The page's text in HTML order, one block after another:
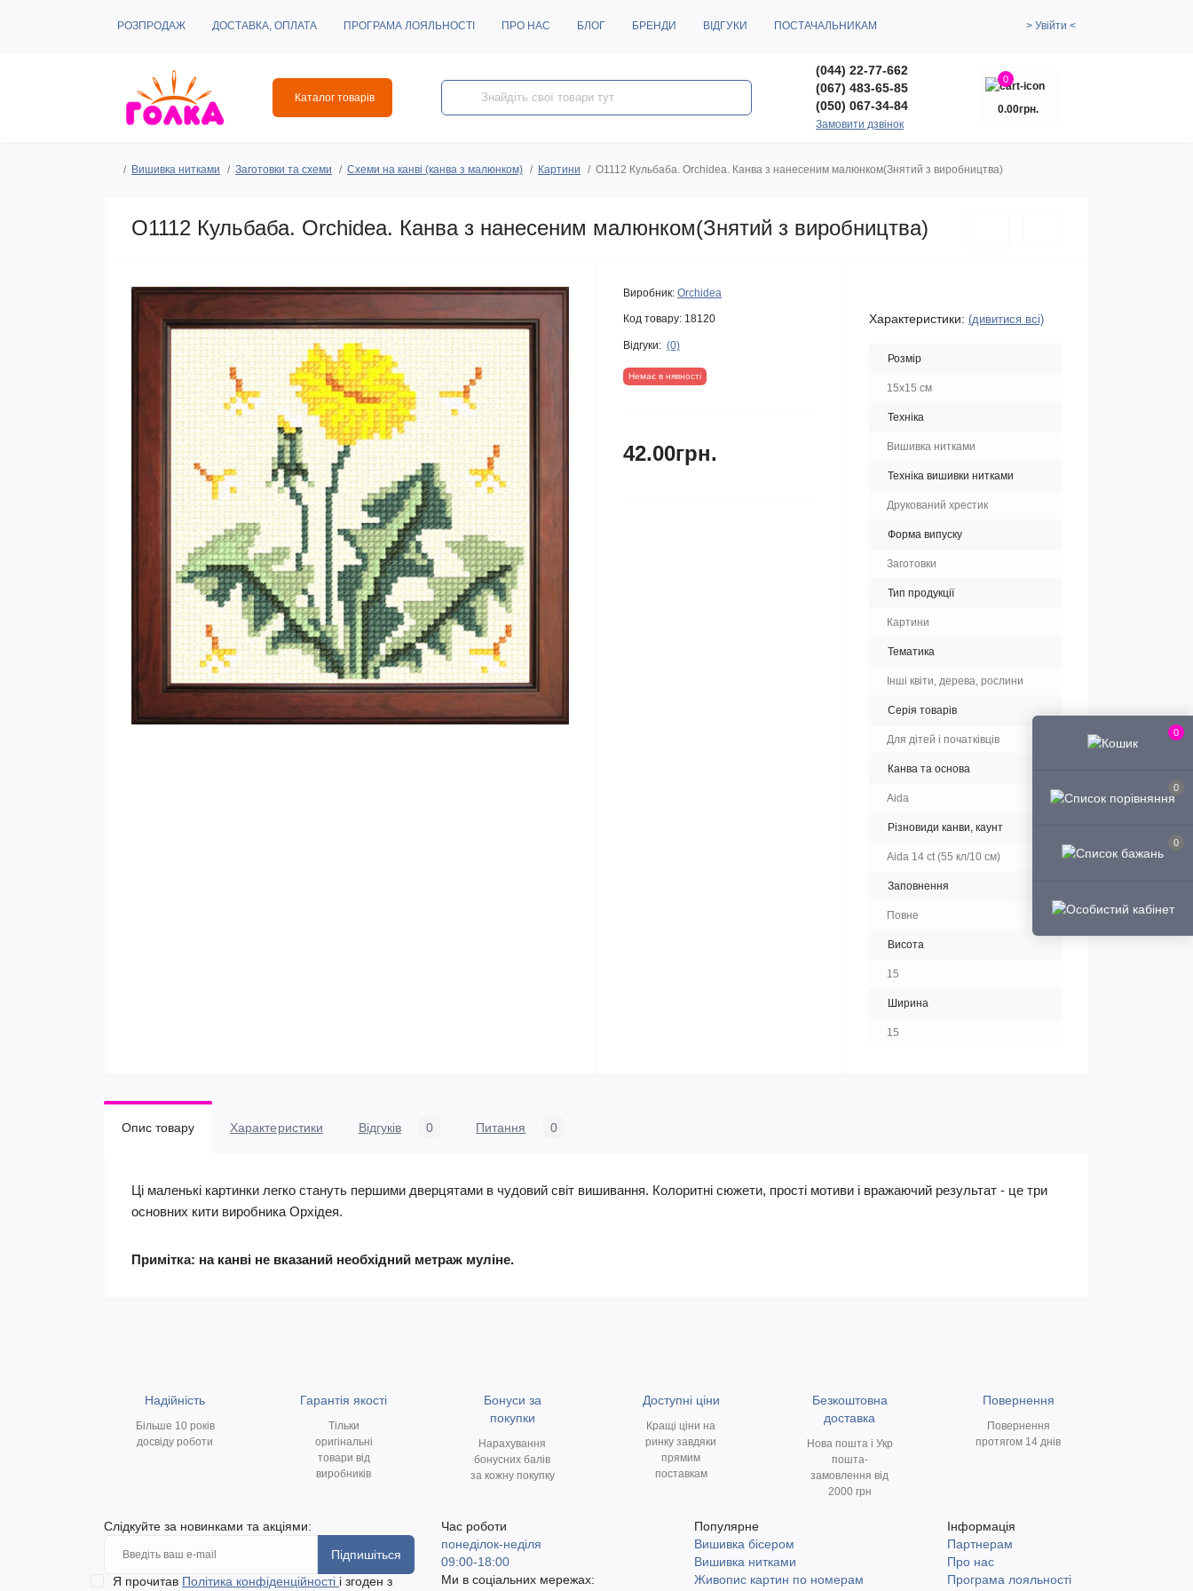
0
0
0
РОЗПРОДАЖ ДОСТАВКА, ОПЛАТА ПРОГРАМА ЛОЯЛЬНОСТІ ПРО НАС БЛОГ БРЕНДИ ВІДГУКИ ПОСТАЧАЛЬНИКАМ > Увійти <
Каталог товарів
(044) 22-77-662
(067) 483-65-85
(050) 067-34-84
Замовити дзвінок
0
0.00грн.
Вишивка нитками Заготовки та схеми Схеми на канві (канва з малюнком) Картини O1112 Кульбаба. Orchidea. Канва з нанесеним малюнком(Знятий з виробництва)
O1112 Кульбаба. Orchidea. Канва з нанесеним малюнком(Знятий з виробництва)
Виробник: Orchidea
Код товару: 18120
Відгуки: (0)
Немає в нявності
42.00грн.
Характеристики: (дивитися всі)
Розмір
15x15 см
Техніка
Вишивка нитками
Техніка вишивки нитками
Друкований хрестик
Форма випуску
Заготовки
Тип продукції
Картини
Тематика
Інші квіти, дерева, рослини
Серія товарів
Для дітей і початківців
Канва та основа
Aida
Різновиди канви, каунт
Aida 14 ct (55 кл/10 см)
Заповнення
Повне
Висота
15
Ширина
15
Опис товару Характеристики Відгуків 0 Питання 0
Ці маленькі картинки легко стануть першими дверцятами в чудовий світ вишивання. Колоритні сюжети, прості мотиви і вражаючий результат - це три
основних кити виробника Орхідея.
Примітка: на канві не вказаний необхідний метраж муліне.
Надійність
Більше 10 років
досвіду роботи
Гарантія якості
Тільки
оригінальні
товари від
виробників
Бонуси за
покупки
Нарахування
бонусних балів
за кожну покупку
Доступні ціни
Кращі ціни на
ринку завдяки
прямим
поставкам
Безкоштовна
доставка
Нова пошта і Укр
пошта-
замовлення від
2000 грн
Повернення
Повернення
протягом 14 днів
Слідкуйте за новинками та акціями:
Підпишіться
Я прочитав Політика конфіденційності і згоден з
Час роботи
понеділок-неділя
09:00-18:00
Ми в соціальних мережах:
Популярне
Вишивка бісером
Вишивка нитками
Живопис картин по номерам
Інформація
Партнерам
Про нас
Програма лояльності